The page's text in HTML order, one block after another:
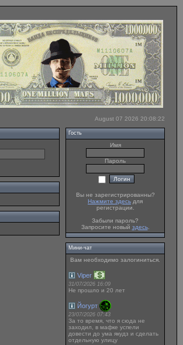
August 07 2026 20:08:22
Гость
Имя
Пароль
Вы не зарегистрированны?
Нажмите здесь для
регистрации.
Забыли пароль?
Запросите новый здесь.
Мини-чат
Вам необходимо залогиниться.
Viper
31/07/2026 16:09
Не прошло и 20 лет
Йогурт
23/07/2026 07:43
За то время, что я сюда не
заходил, в мафке успели
довести до ума якудз и сделать
отдельную улицу